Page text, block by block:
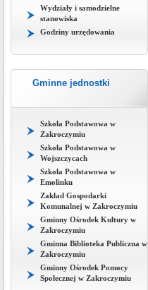
Wydziały i samodzielne
stanowiska
Godziny urzędowania
Gminne jednostki
Szkoła Podstawowa w
Zakroczymiu
Szkoła Podstawowa w
Wojszczycach
Szkoła Podstawowa w
Emolinku
Zakład Gospodarki
Komunalnej w Zakroczymiu
Gminny Ośrodek Kultury w
Zakroczymiu
Gminna Biblioteka Publiczna w
Zakroczymiu
Gminny Ośrodek Pomocy
Społecznej w Zakroczymiu